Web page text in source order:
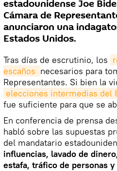
estadounidense Joe
Cámara de
anunciaron una
Estados Unidos.
Tras días de escrutinio, los
escaños necesarios para
Representantes. Si bien la
elecciones intermedias del
fue suficiente para que se
En conferencia de prensa
habló sobre las supuestas
del mandatario
influencias, lavado de
estafa, tráfico de personas